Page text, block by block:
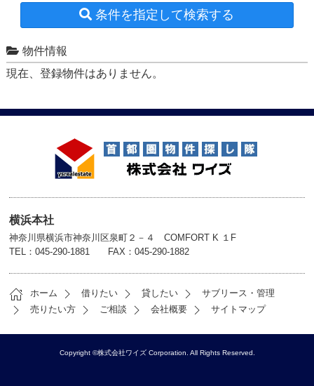
条件を指定して検索する
物件情報
現在、登録物件はありません。
横浜本社
神奈川県横浜市神奈川区泉町２－４ COMFORT K １F
TEL：045-290-1881 FAX：045-290-1882
ホーム 借りたい 貸したい
サブリース・管理
売りたい方
ご相談 会社概要 サイトマップ
Copyright ©株式会社ワイズ Corporation. All Rights Reserved.